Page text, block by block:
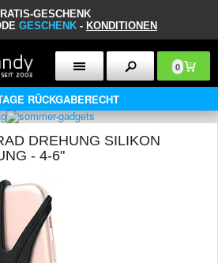
GESCHENK
GESCHENK - KONDITIONEN
0
RÜCKGABERECHT
DREHUNG SILIKON
- 4-6"